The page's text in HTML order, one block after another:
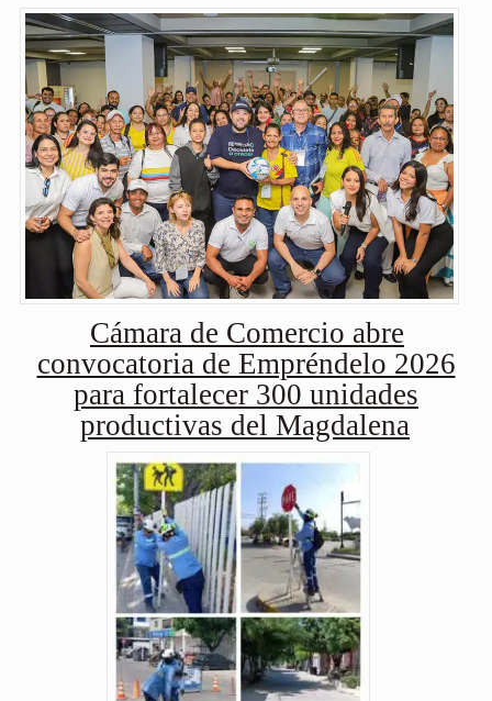
Cámara de Comercio abre
convocatoria de Empréndelo 2026
para fortalecer 300 unidades
productivas del Magdalena